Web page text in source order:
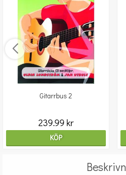
Gitarrbus 2
239.99 kr
KÖP